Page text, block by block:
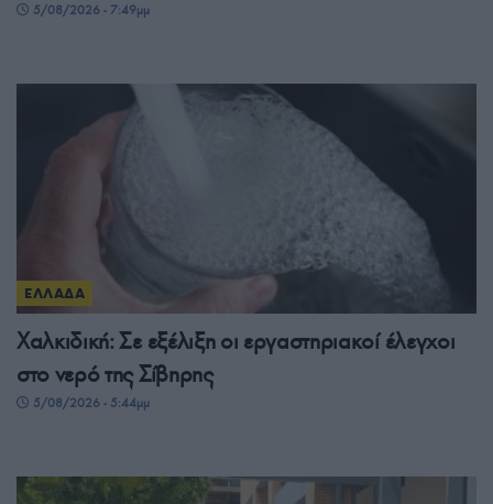
5/08/2026 - 7:49μμ
ΕΛΛΑΔΑ
Χαλκιδική: Σε εξέλιξη οι εργαστηριακοί έλεγχοι
στο νερό της Σίβηρης
5/08/2026 - 5:44μμ